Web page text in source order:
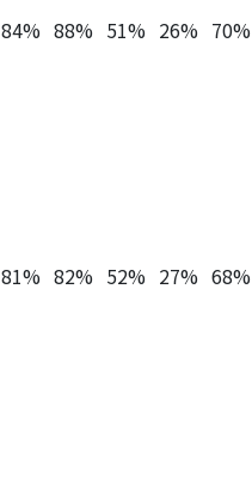
84% 88% 51% 26% 70%
81% 82% 52% 27% 68%